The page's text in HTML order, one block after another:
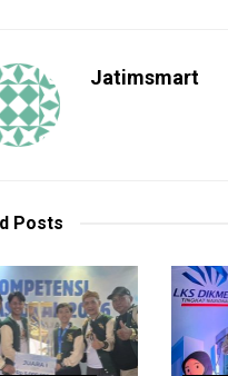
Jatimsmart
Posts